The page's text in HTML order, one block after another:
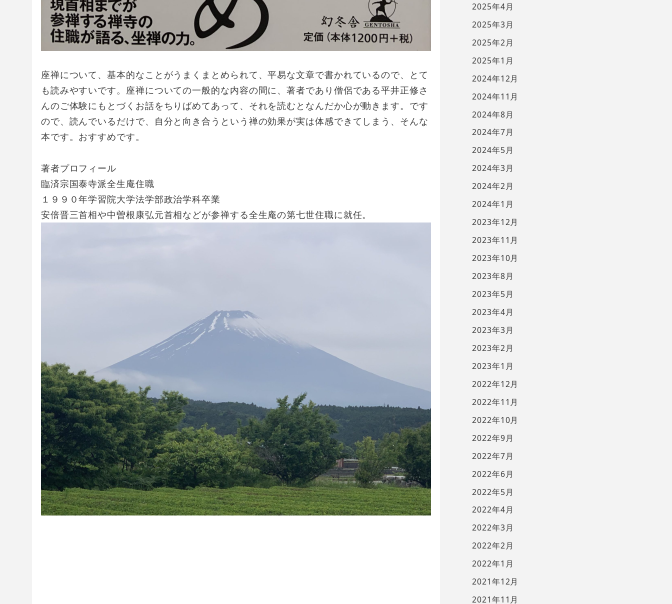
座禅について、基本的なことがうまくまとめられて、平易な文章で書かれているので、とて
も読みやすいです。座禅についての一般的な内容の間に、著者であり僧侶である平井正修さ
んのご体験にもとづくお話をちりばめてあって、それを読むとなんだか心が動きます。です
ので、読んでいるだけで、自分と向き合うという禅の効果が実は体感できてしまう、そんな
本です。おすすめです。
著者プロフィール
臨済宗国泰寺派全生庵住職
１９９０年学習院大学法学部政治学科卒業
安倍晋三首相や中曽根康弘元首相などが参禅する全生庵の第七世住職に就任。
2025年4月
2025年3月
2025年2月
2025年1月
2024年12月
2024年11月
2024年8月
2024年7月
2024年5月
2024年3月
2024年2月
2024年1月
2023年12月
2023年11月
2023年10月
2023年8月
2023年5月
2023年4月
2023年3月
2023年2月
2023年1月
2022年12月
2022年11月
2022年10月
2022年9月
2022年7月
2022年6月
2022年5月
2022年4月
2022年3月
2022年2月
2022年1月
2021年12月
2021年11月